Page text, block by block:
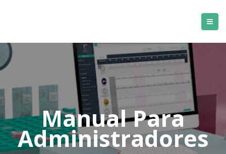
Manual Para
Administradores